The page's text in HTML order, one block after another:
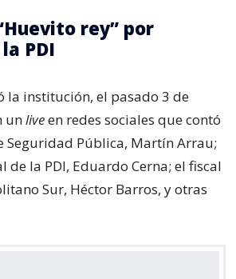
rey” por
PDI
la institución, el pasado 3 de
unliveen redes sociales que contó
Seguridad Pública, Martín Arrau;
de la PDI, Eduardo Cerna; el fiscal
Sur, Héctor Barros, y otras